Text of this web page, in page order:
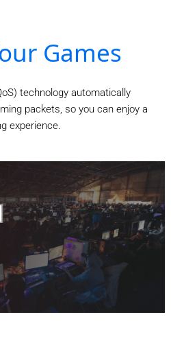
Games
technology automatically
packets, so you can enjoy a
experience.